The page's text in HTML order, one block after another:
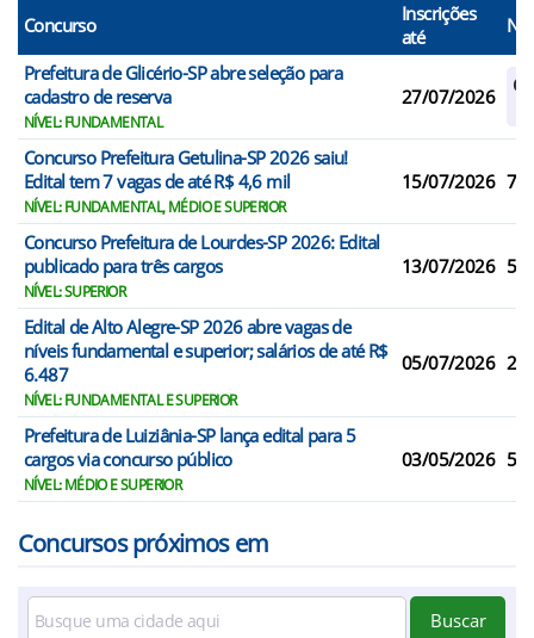
Concurso
Inscrições
até
N°
Prefeitura de Glicério-SP abre seleção para
cadastro de reserva
NÍVEL: FUNDAMENTAL
27/07/2026
Concurso Prefeitura Getulina-SP 2026 saiu!
Edital tem 7 vagas de até R$ 4,6 mil
NÍVEL: FUNDAMENTAL, MÉDIO E SUPERIOR
15/07/2026 7
Concurso Prefeitura de Lourdes-SP 2026: Edital
publicado para três cargos
NÍVEL: SUPERIOR
13/07/2026 5
Edital de Alto Alegre-SP 2026 abre vagas de
níveis fundamental e superior; salários de até R$
6.487
NÍVEL: FUNDAMENTAL E SUPERIOR
05/07/2026 2
Prefeitura de Luiziânia-SP lança edital para 5
cargos via concurso público
NÍVEL: MÉDIO E SUPERIOR
03/05/2026 5
Concursos próximos em
Buscar